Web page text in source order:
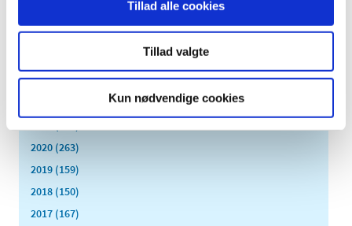
Tillad alle cookies
Tillad valgte
Kun nødvendige cookies
2025 (158)
2023 (195)
2020 (263)
2019 (159)
2018 (150)
2017 (167)